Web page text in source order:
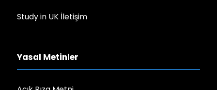
Study in UK İletişim
Yasal Metinler